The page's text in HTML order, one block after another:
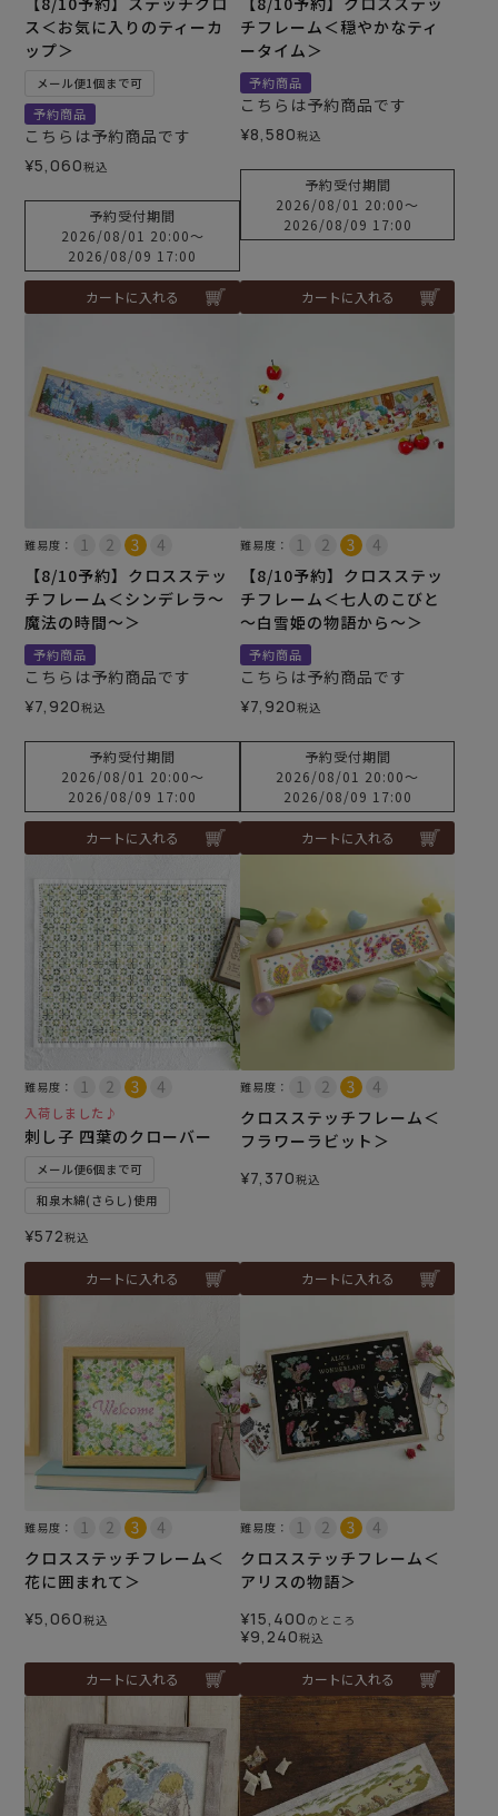
ス＜お気に入りのティーカ
ップ＞
メール便1個まで可
予約商品
こちらは予約商品です
¥5,060税込
予約受付期間
2026/08/01 20:00〜
2026/08/09 17:00
カートに入れる
チフレーム＜穏やかなティ
ータイム＞
予約商品
こちらは予約商品です
¥8,580税込
予約受付期間
2026/08/01 20:00〜
2026/08/09 17:00
カートに入れる
難易度：
【8/10予約】クロスステッ
チフレーム＜シンデレラ～
魔法の時間～＞
予約商品
こちらは予約商品です
¥7,920税込
予約受付期間
2026/08/01 20:00〜
2026/08/09 17:00
カートに入れる
難易度：
【8/10予約】クロスステッ
チフレーム＜七人のこびと
～白雪姫の物語から～＞
予約商品
こちらは予約商品です
¥7,920税込
予約受付期間
2026/08/01 20:00〜
2026/08/09 17:00
カートに入れる
難易度：
入荷しました♪
刺し子 四葉のクローバー
メール便6個まで可
和泉木綿(さらし)使用
¥572税込
カートに入れる
難易度：
クロスステッチフレーム＜
フラワーラビット＞
¥7,370税込
カートに入れる
難易度：
クロスステッチフレーム＜
花に囲まれて＞
¥5,060税込
カートに入れる
難易度：
クロスステッチフレーム＜
アリスの物語＞
¥15,400 のところ
¥9,240税込
カートに入れる